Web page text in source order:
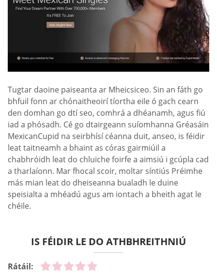
Tugtar daoine paiseanta ar Mheicsiceo. Sin an fáth go
bhfuil fonn ar chónaitheoirí tíortha eile ó gach cearn
den domhan go dtí seo, comhrá a dhéanamh, agus fiú
iad a phósadh. Cé go dtairgeann suíomhanna Gréasáin
MexicanCupid na seirbhísí céanna duit, anseo, is féidir
leat taitneamh a bhaint as córas gairmiúil a
chabhróidh leat do chluiche foirfe a aimsiú i gcúpla cad
a tharlaíonn. Mar fhocal scoir, moltar síntiús Préimhe
más mian leat do dheiseanna bualadh le duine
speisialta a mhéadú agus am iontach a bheith agat le
chéile.
IS FÉIDIR LE DO ATHBHREITHNIÚ
Rátáil: